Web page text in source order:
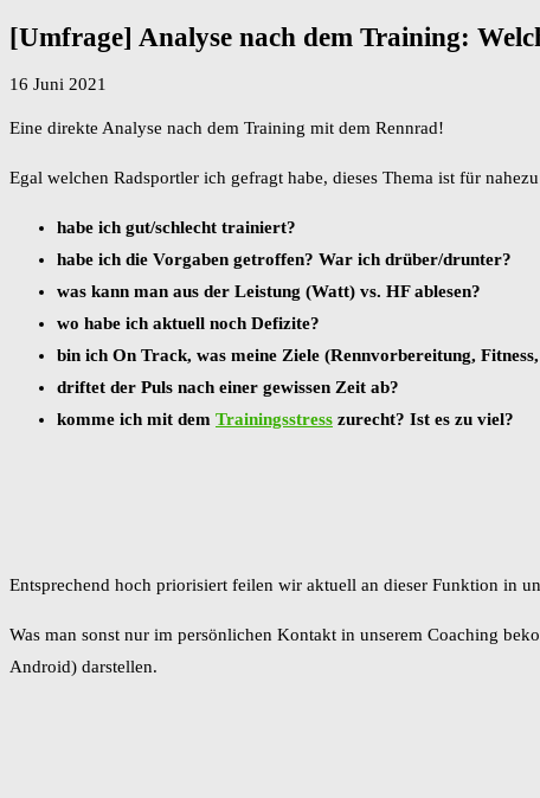
[Umfrage] Analyse nach dem Training:
16 Juni 2021
Eine direkte Analyse nach dem Training mit dem Rennrad!
Egal welchen Radsportler ich gefragt habe, dieses Thema ist für
habe ich gut/schlecht trainiert?
habe ich die Vorgaben getroffen? War ich drüber/drunter?
was kann man aus der Leistung (Watt) vs. HF ablesen?
wo habe ich aktuell noch Defizite?
bin ich On Track, was meine Ziele (Rennvorbereitung, Fitness,
driftet der Puls nach einer gewissen Zeit ab?
komme ich mit dem Trainingsstress zurecht? Ist es zu viel?
Entsprechend hoch priorisiert feilen wir aktuell an dieser Funktion in
Was man sonst nur im persönlichen Kontakt in unserem Coaching
Android) darstellen.